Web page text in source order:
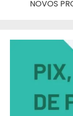
NOVOS